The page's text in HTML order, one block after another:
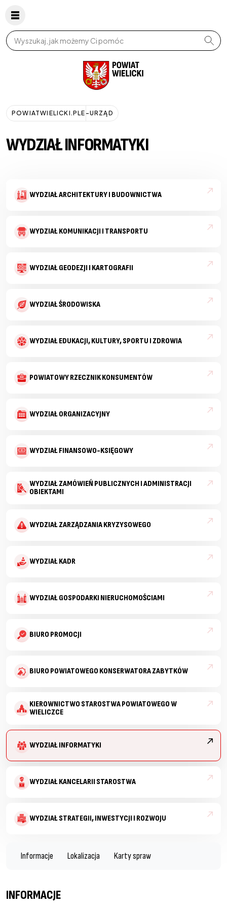
Wpisz szukaną frazę
POWIATWIELICKI.PLE-URZĄD
WYDZIAŁ INFORMATYKI
WYDZIAŁ ARCHITEKTURY I BUDOWNICTWA
WYDZIAŁ KOMUNIKACJI I TRANSPORTU
WYDZIAŁ GEODEZJI I KARTOGRAFII
WYDZIAŁ ŚRODOWISKA
WYDZIAŁ EDUKACJI, KULTURY, SPORTU I ZDROWIA
POWIATOWY RZECZNIK KONSUMENTÓW
WYDZIAŁ ORGANIZACYJNY
WYDZIAŁ FINANSOWO-KSIĘGOWY
WYDZIAŁ ZAMÓWIEŃ PUBLICZNYCH I ADMINISTRACJI
OBIEKTAMI
WYDZIAŁ ZARZĄDZANIA KRYZYSOWEGO
WYDZIAŁ KADR
WYDZIAŁ GOSPODARKI NIERUCHOMOŚCIAMI
BIURO PROMOCJI
BIURO POWIATOWEGO KONSERWATORA ZABYTKÓW
KIEROWNICTWO STAROSTWA POWIATOWEGO W
WIELICZCE
WYDZIAŁ INFORMATYKI
WYDZIAŁ KANCELARII STAROSTWA
WYDZIAŁ STRATEGII, INWESTYCJI I ROZWOJU
Informacje Lokalizacja Karty spraw
INFORMACJE